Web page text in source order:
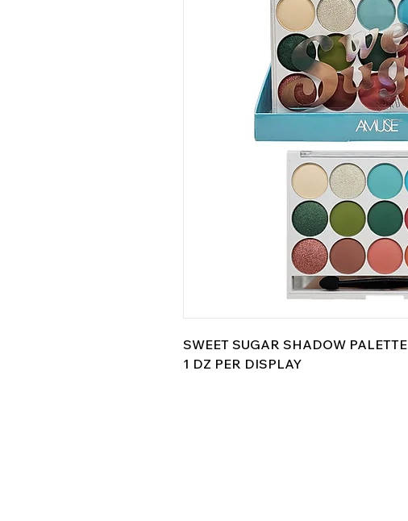
SWEET SUGAR SHADOW PALETTE
1 DZ PER DISPLAY